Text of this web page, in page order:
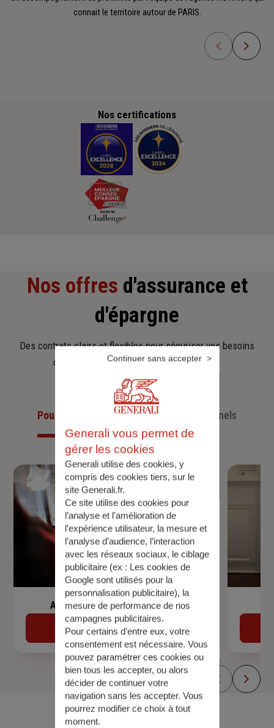
connait le territoire autour de PARIS.
Nos certifications
Nos offres d'assurance et
d'épargne
Des contrats clairs et flexibles pour sécuriser vos besoins
d’aujourd’hui et anticiper ceux de demain.
Pour les particuliersPour les professionnels
Assurance de prêt immobilier
Découvrir
Generali vous permet de
gérer les cookies
Generali utilise des cookies, y
compris des cookies tiers, sur le
site Generali.fr.
Ce site utilise des cookies pour
l’analyse et l'amélioration de
l’expérience utilisateur, la mesure et
l’analyse d’audience, l’interaction
avec les réseaux sociaux, le ciblage
publicitaire (ex : Les cookies de
Google sont utilisés pour la
personnalisation publicitaire), la
mesure de performance de nos
campagnes publicitaires.
Pour certains d’entre eux, votre
consentement est nécessaire. Vous
pouvez paramétrer ces cookies ou
bien tous les accepter, ou alors
décider de continuer votre
navigation sans les accepter. Vous
pourrez modifier ce choix à tout
moment.
Continuer sans accepter